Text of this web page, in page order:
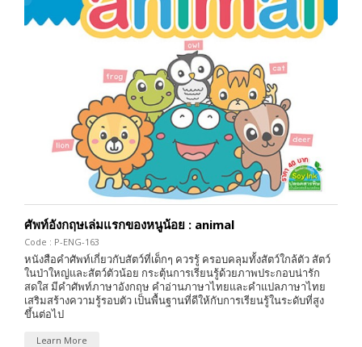
ศัพท์อังกฤษเล่มแรกของหนูน้อย : animal
Code : P-ENG-163
หนังสือคำศัพท์เกี่ยวกับสัตว์ที่เด็กๆ ควรรู้ ครอบคลุมทั้งสัตว์ใกล้ตัว สัตว์
ในป่าใหญ่และสัตว์ตัวน้อย กระตุ้นการเรียนรู้ด้วยภาพประกอบน่ารัก
สดใส มีคำศัพท์ภาษาอังกฤษ คำอ่านภาษาไทยและคำแปลภาษาไทย
เสริมสร้างความรู้รอบตัว เป็นพื้นฐานที่ดีให้กับการเรียนรู้ในระดับที่สูง
ขึ้นต่อไป
Learn More